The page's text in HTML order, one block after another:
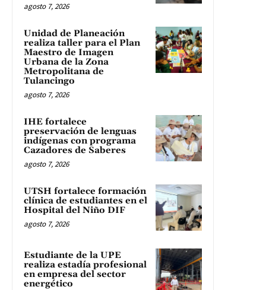
agosto 7, 2026
Unidad de Planeación
realiza taller para el Plan
Maestro de Imagen
Urbana de la Zona
Metropolitana de
Tulancingo
agosto 7, 2026
IHE fortalece
preservación de lenguas
indígenas con programa
Cazadores de Saberes
agosto 7, 2026
UTSH fortalece formación
clínica de estudiantes en el
Hospital del Niño DIF
agosto 7, 2026
Estudiante de la UPE
realiza estadía profesional
en empresa del sector
energético